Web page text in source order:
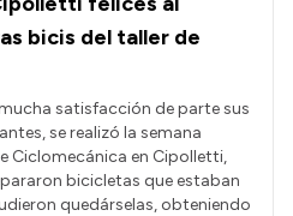
bicis del taller de
satisfacción de parte sus
se realizó la semana
Ciclomecánica en Cipolletti,
bicicletas que estaban
quedárselas, obteniendo